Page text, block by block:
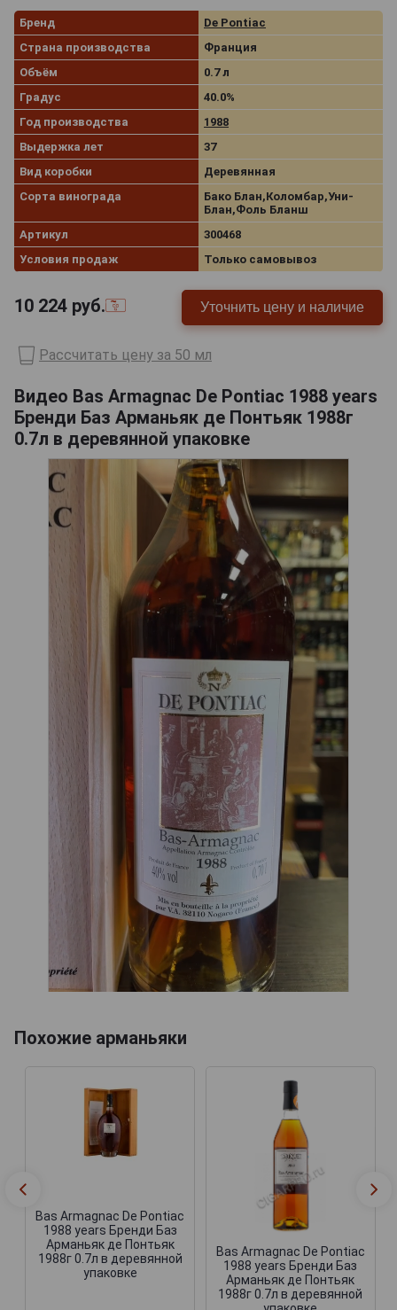
Бренд
De Pontiac
Страна производства
Франция
Объём
0.7 л
Градус
40.0%
Год производства
1988
Выдержка лет
37
Вид коробки
Деревянная
Сорта винограда
Бако Блан,Коломбар,Уни-
Блан,Фоль Бланш
Артикул
300468
Условия продаж
Только самовывоз
10 224 руб. Уточнить цену и наличие
Рассчитать цену за 50 мл
Видео Bas Armagnac De Pontiac 1988 years
Бренди Баз Арманьяк де Понтьяк 1988г
0.7л в деревянной упаковке
Похожие арманьяки
Bas Armagnac De Pontiac
1988 years Бренди Баз
Арманьяк де Понтьяк
1988г 0.7л в деревянной
упаковке
Bas Armagnac De Pontiac
1988 years Бренди Баз
Арманьяк де Понтьяк
1988г 0.7л в деревянной